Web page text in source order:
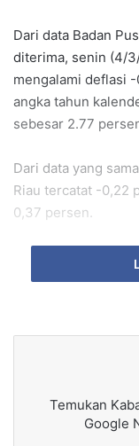
Dari data Badan
diterima, senin (4/
mengalami deflasi
angka tahun
sebesar 2.77
Dari data yang
Riau tercatat -0,22
0,37 persen.
Andil komoditas
2024 (m-to-m),
kentimun masing-
Sedangkan untuk
penhambatnya di
Temukan
Google